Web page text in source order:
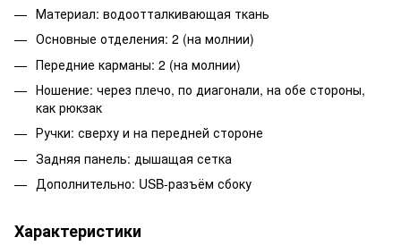
Материал: водоотталкивающая ткань
Основные отделения: 2 (на молнии)
Передние карманы: 2 (на молнии)
Ношение: через плечо, по диагонали, на обе стороны,
как рюкзак
Ручки: сверху и на передней стороне
Задняя панель: дышащая сетка
Дополнительно: USB-разъём сбоку
Характеристики